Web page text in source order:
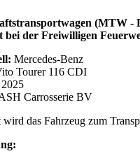
(MTW -
bei der Freiwilligen
Mercedes-Benz
Tourer 116 CDI
2025
Carrosserie BV
wird das Fahrzeug zum